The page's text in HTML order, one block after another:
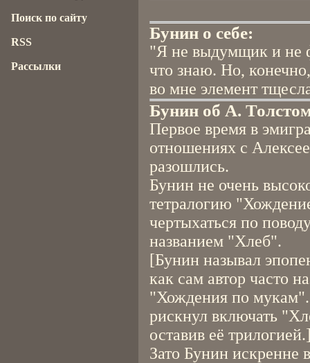
Бунин о себе:
"Я не выдумщик и не
что знаю. Но,
во мне элемент
Бунин об А.
Первое время в
отношениях с
разошлись.
Бунин не очень
тетралогию
чертыхаться по
названием "Хлеб".
[Бунин называл
как сам автор часто
"Хождения по
рискнул включать
оставив её
Зато Бунин искренне
Поиск по сайту
RSS
Рассылки